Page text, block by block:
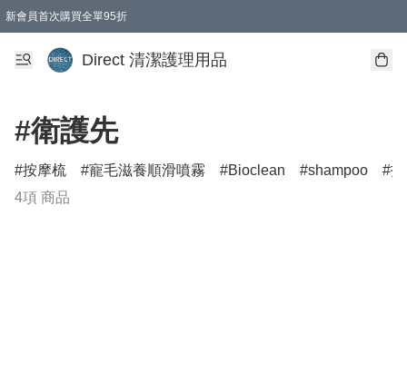
新會員首次購買全單95折
Direct 清潔護理用品
#衛護先
按摩梳 寵毛滋養順滑噴霧 Bioclean shampoo
4項 商品